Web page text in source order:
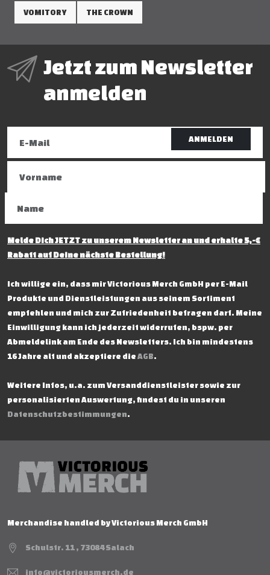
VOMITORY THE CROWN
Jetzt zum Newsletter
anmelden
ANMELDEN
Melde Dich JETZT zu unserem Newsletter an und erhalte 5,-€
Rabatt auf Deine nächste Bestellung!
Ich willige ein, dass mir Victorious Merch GmbH per E-Mail
Produkte und Dienstleistungen aus seinem Sortiment
empfehlen und mich zur Zufriedenheit befragen darf. Meine
Einwilligung kann ich jederzeit widerrufen, bspw. per
Abmeldelink am Ende des Newsletters. Ich bin mindestens
16 Jahre alt und akzeptiere die AGB.
Weitere Infos, u.a. zum Versanddienstleister sowie zur
personalisierten Auswertung, findest du in unseren
Datenschutzbestimmungen.
Merchandise handled by Victorious Merch GmbH
Schulstr. 11 , 73084 Salach
info@victoriousmerch.de